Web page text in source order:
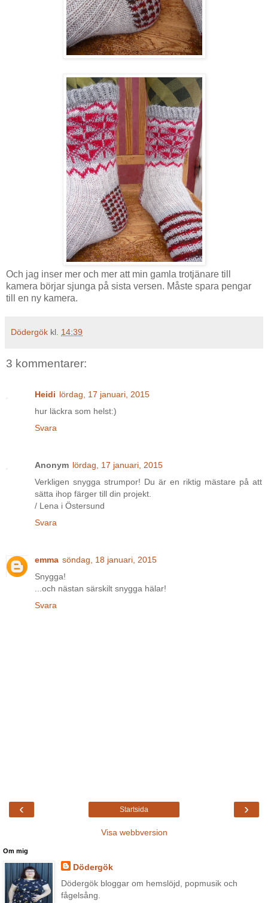
Och jag inser mer och mer att min gamla trotjänare till
kamera börjar sjunga på sista versen. Måste spara pengar
till en ny kamera.
Dödergök kl. 14:39
3 kommentarer:
Heidi lördag, 17 januari, 2015
hur läckra som helst:)
Svara
Anonym lördag, 17 januari, 2015
Verkligen snygga strumpor! Du är en riktig mästare på att
sätta ihop färger till din projekt.
/ Lena i Östersund
Svara
emma söndag, 18 januari, 2015
Snygga!
...och nästan särskilt snygga hälar!
Svara
‹ ›
Startsida
Visa webbversion
Om mig
Dödergök
Dödergök bloggar om hemslöjd, popmusik och
fågelsång.